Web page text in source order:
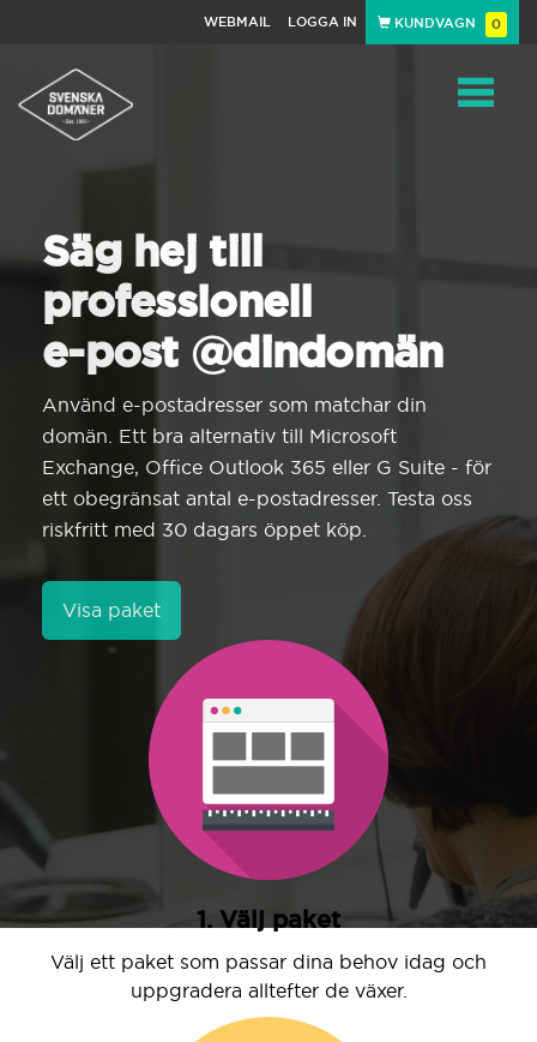
WEBMAIL LOGGA IN KUNDVAGN 0
Säg hej till
professionell
e-post @dindomän
Använd e-postadresser som matchar din
domän. Ett bra alternativ till Microsoft
Exchange, Office Outlook 365 eller G Suite - för
ett obegränsat antal e-postadresser. Testa oss
riskfritt med 30 dagars öppet köp.
Visa paket
1. Välj paket
Välj ett paket som passar dina behov idag och
uppgradera alltefter de växer.